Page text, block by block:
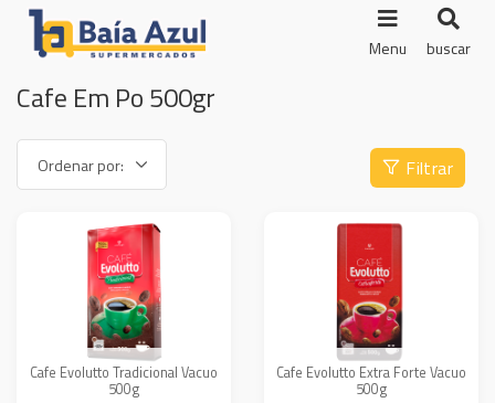
Menu buscar
Cafe Em Po 500gr
Filtrar
Cafe Evolutto Tradicional Vacuo
500g
Cafe Evolutto Extra Forte Vacuo
500g